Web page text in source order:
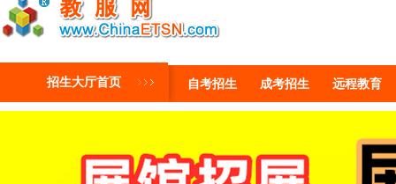
招生大厅首页 自考招生 成考招生 远程教育